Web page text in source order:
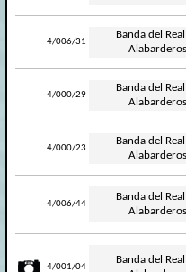
4/006/31
Banda del
4/000/29
Banda del
4/000/23
Banda del
4/006/44
Banda del
4/001/04
Banda del